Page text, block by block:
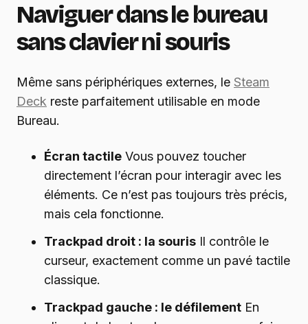
Naviguer dans le bureau
sans clavier ni souris
Même sans périphériques externes, le Steam
Deck reste parfaitement utilisable en mode
Bureau.
Écran tactile Vous pouvez toucher
directement l’écran pour interagir avec les
éléments. Ce n’est pas toujours très précis,
mais cela fonctionne.
Trackpad droit : la souris Il contrôle le
curseur, exactement comme un pavé tactile
classique.
Trackpad gauche : le défilement En